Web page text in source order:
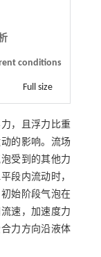
conditions
Full size
，且浮力比重
的影响。流场
受到的其他力
段内流动时，
始阶段气泡在
速，加速度力
力方向沿液体